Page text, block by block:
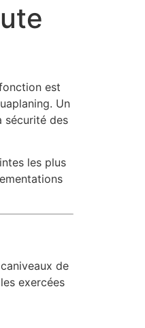
est
Un
sécurité des
les plus
de
exercées